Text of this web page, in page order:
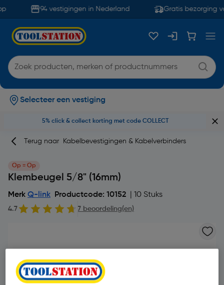
94 vestigingen in Nederland Gratis bezorging
Selecteer een vestiging
5% click & collect korting met code COLLECT
Terug naar Kabelbevestigingen & Kabelverbinders
Op = Op
Klembeugel 5/8" (16mm)
Merk Q-link Productcode: 10152 | 10 Stuks
4.7 7 beoordeling(en)